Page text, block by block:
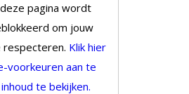
pagina wordt
om jouw
respecteren. Klik hier
voorkeuren aan te
te bekijken.